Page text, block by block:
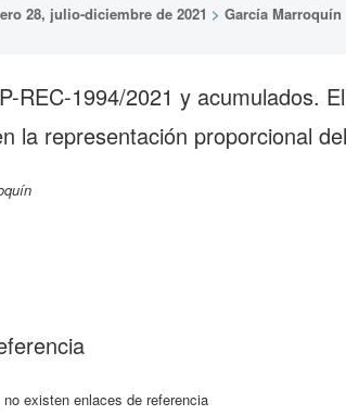
28, julio-diciembre de 2021 > García Marroquín
REC-1994/2021 y acumulados.
la representación proporcional
existen enlaces de referencia